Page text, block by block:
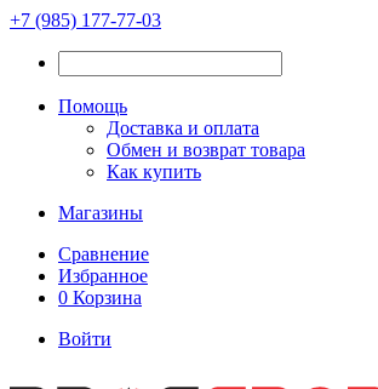
+7 (985) 177-77-03
Помощь
Доставка и оплата
Обмен и возврат товара
Как купить
Магазины
Сравнение
Избранное
0 Корзина
Войти